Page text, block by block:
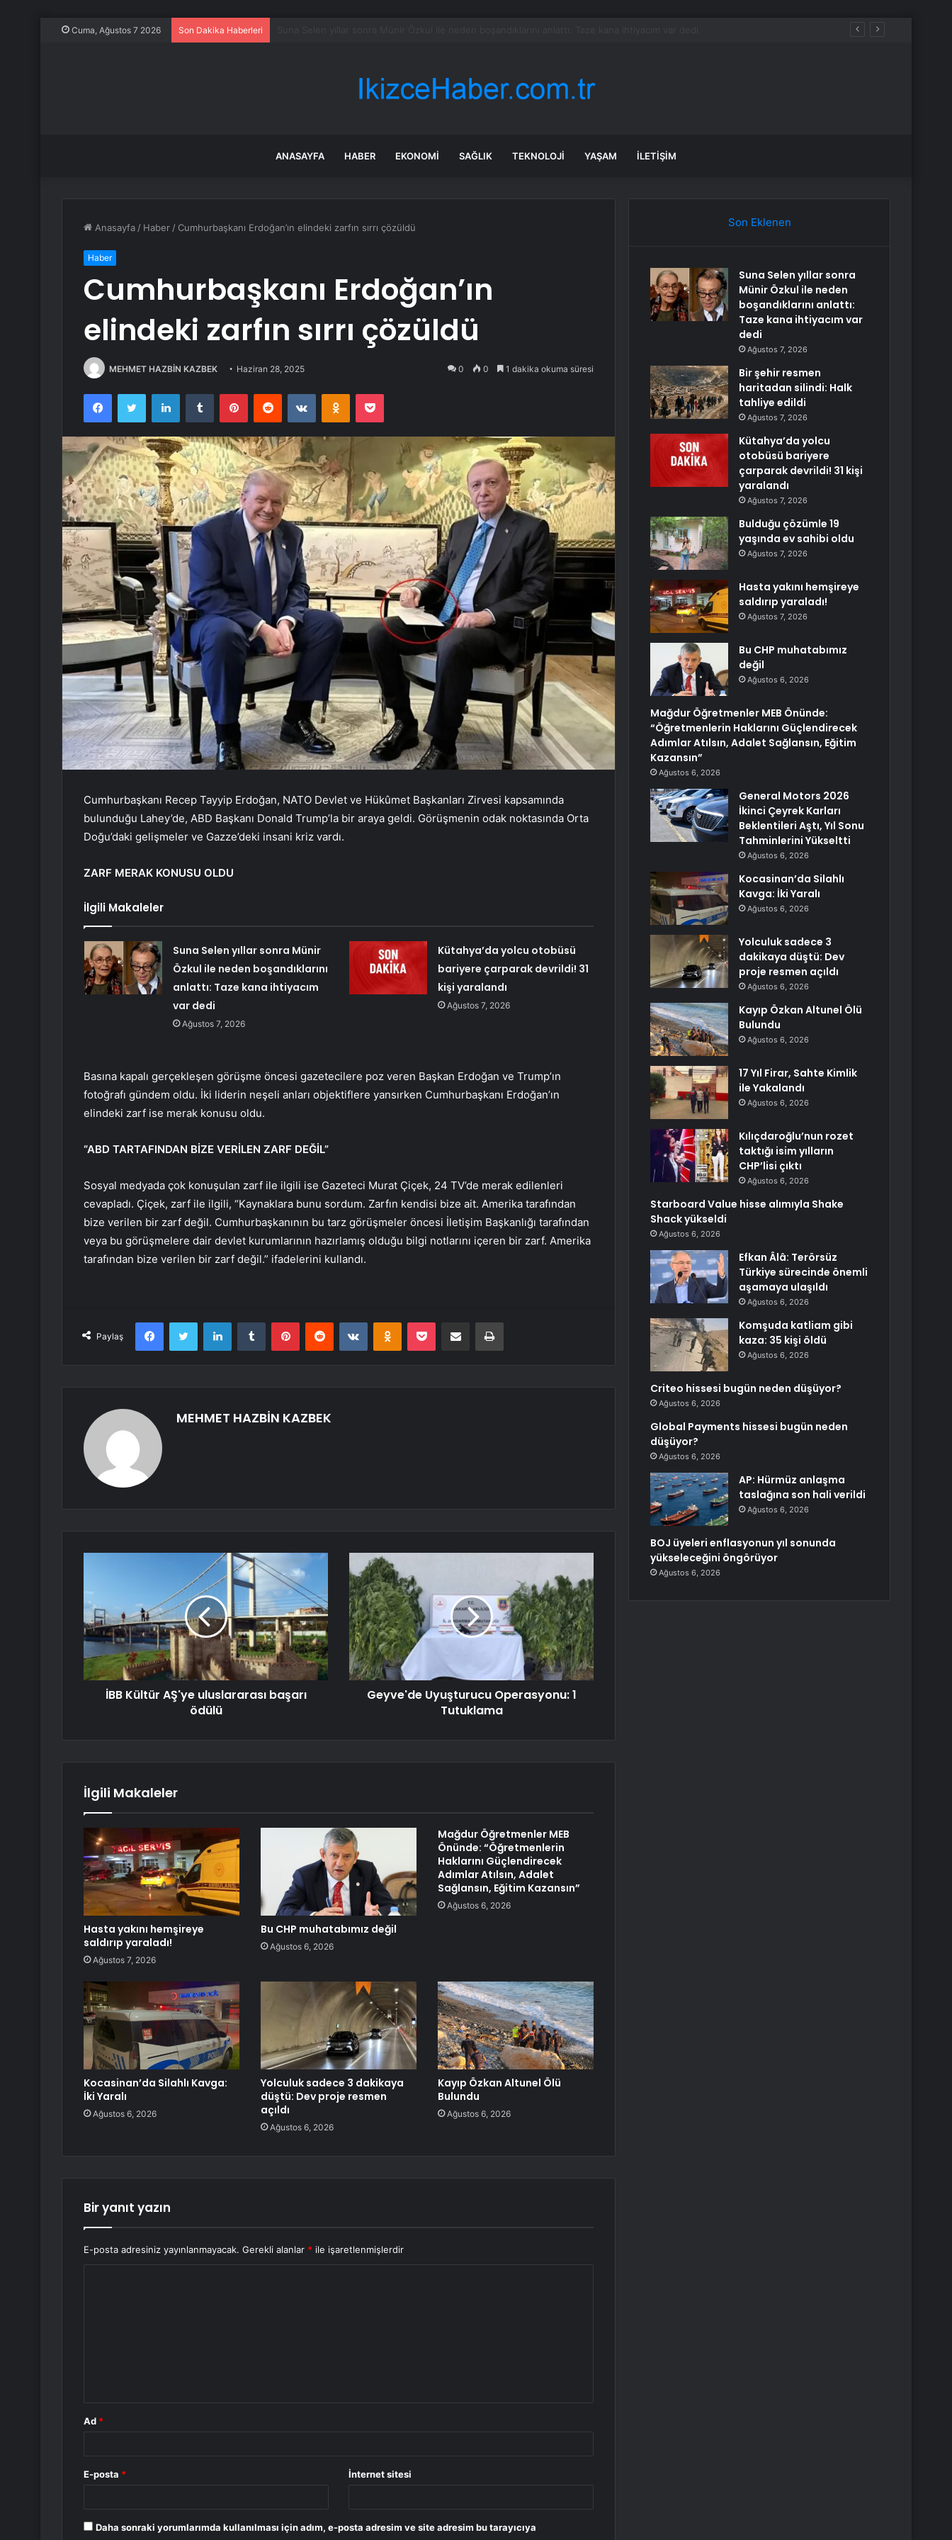
Cuma, Ağustos 7 2026 Son Dakika Haberleri
ANASAYFA HABER EKONOMI SAĞLIK TEKNOLOJI YAŞAM İLETIŞIM
Anasayfa / Haber / Cumhurbaşkanı Erdoğan’ın elindeki zarfın sırrı çözüldü
Haber
Cumhurbaşkanı Erdoğan’ın
elindeki zarfın sırrı çözüldü
MEHMET HAZBİN KAZBEK Haziran 28, 2025 0 0 1 dakika okuma süresi
FacebookTwitter LinkedInTumblr PinterestReddit VKontakteOdnoklassniki
Pocket
Cumhurbaşkanı Recep Tayyip Erdoğan, NATO Devlet ve Hükûmet Başkanları Zirvesi kapsamında
bulunduğu Lahey’de, ABD Başkanı Donald Trump’la bir araya geldi. Görüşmenin odak noktasında Orta
Doğu’daki gelişmeler ve Gazze’deki insani kriz vardı.
ZARF MERAK KONUSU OLDU
İlgili Makaleler
Suna Selen yıllar sonra Münir
Özkul ile neden boşandıklarını
anlattı: Taze kana ihtiyacım
var dedi
Ağustos 7, 2026
Kütahya’da yolcu otobüsü
bariyere çarparak devrildi! 31
kişi yaralandı
Ağustos 7, 2026
Basına kapalı gerçekleşen görüşme öncesi gazetecilere poz veren Başkan Erdoğan ve Trump’ın
fotoğrafı gündem oldu. İki liderin neşeli anları objektiflere yansırken Cumhurbaşkanı Erdoğan’ın
elindeki zarf ise merak konusu oldu.
“ABD TARTAFINDAN BİZE VERİLEN ZARF DEĞİL”
Sosyal medyada çok konuşulan zarf ile ilgili ise Gazeteci Murat Çiçek, 24 TV’de merak edilenleri
cevapladı. Çiçek, zarf ile ilgili, “Kaynaklara bunu sordum. Zarfın kendisi bize ait. Amerika tarafından
bize verilen bir zarf değil. Cumhurbaşkanının bu tarz görüşmeler öncesi İletişim Başkanlığı tarafından
veya bu görüşmelere dair devlet kurumlarının hazırlamış olduğu bilgi notlarını içeren bir zarf. Amerika
tarafından bize verilen bir zarf değil.” ifadelerini kullandı.
Paylaş
FacebookTwitter LinkedInTumblr PinterestReddit VKontakteOdnoklassniki
Pocket E-Posta ile paylaş Yazdır
MEHMET HAZBİN KAZBEK
İBB Kültür AŞ'ye uluslararası başarı
ödülü
Geyve'de Uyuşturucu Operasyonu: 1
Tutuklama
İlgili Makaleler
Hasta yakını hemşireye
saldırıp yaraladı!
Ağustos 7, 2026
Bu CHP muhatabımız değil
Ağustos 6, 2026
Mağdur Öğretmenler MEB
Önünde: “Öğretmenlerin
Haklarını Güçlendirecek
Adımlar Atılsın, Adalet
Sağlansın, Eğitim Kazansın”
Ağustos 6, 2026
Kocasinan’da Silahlı Kavga:
İki Yaralı
Ağustos 6, 2026
Yolculuk sadece 3 dakikaya
düştü: Dev proje resmen
açıldı
Ağustos 6, 2026
Kayıp Özkan Altunel Ölü
Bulundu
Ağustos 6, 2026
Bir yanıt yazın
E-posta adresiniz yayınlanmayacak. Gerekli alanlar * ile işaretlenmişlerdir
Ad *
E-posta * İnternet sitesi
Daha sonraki yorumlarımda kullanılması için adım, e-posta adresim ve site adresim bu tarayıcıya
Son Eklenen
Suna Selen yıllar sonra
Münir Özkul ile neden
boşandıklarını anlattı:
Taze kana ihtiyacım var
dedi
Ağustos 7, 2026
Bir şehir resmen
haritadan silindi: Halk
tahliye edildi
Ağustos 7, 2026
Kütahya’da yolcu
otobüsü bariyere
çarparak devrildi! 31 kişi
yaralandı
Ağustos 7, 2026
Bulduğu çözümle 19
yaşında ev sahibi oldu
Ağustos 7, 2026
Hasta yakını hemşireye
saldırıp yaraladı!
Ağustos 7, 2026
Bu CHP muhatabımız
değil
Ağustos 6, 2026
Mağdur Öğretmenler MEB Önünde:
“Öğretmenlerin Haklarını Güçlendirecek
Adımlar Atılsın, Adalet Sağlansın, Eğitim
Kazansın”
Ağustos 6, 2026
General Motors 2026
İkinci Çeyrek Karları
Beklentileri Aştı, Yıl Sonu
Tahminlerini Yükseltti
Ağustos 6, 2026
Kocasinan’da Silahlı
Kavga: İki Yaralı
Ağustos 6, 2026
Yolculuk sadece 3
dakikaya düştü: Dev
proje resmen açıldı
Ağustos 6, 2026
Kayıp Özkan Altunel Ölü
Bulundu
Ağustos 6, 2026
17 Yıl Firar, Sahte Kimlik
ile Yakalandı
Ağustos 6, 2026
Kılıçdaroğlu’nun rozet
taktığı isim yılların
CHP’lisi çıktı
Ağustos 6, 2026
Starboard Value hisse alımıyla Shake
Shack yükseldi
Ağustos 6, 2026
Efkan Âlâ: Terörsüz
Türkiye sürecinde önemli
aşamaya ulaşıldı
Ağustos 6, 2026
Komşuda katliam gibi
kaza: 35 kişi öldü
Ağustos 6, 2026
Criteo hissesi bugün neden düşüyor?
Ağustos 6, 2026
Global Payments hissesi bugün neden
düşüyor?
Ağustos 6, 2026
AP: Hürmüz anlaşma
taslağına son hali verildi
Ağustos 6, 2026
BOJ üyeleri enflasyonun yıl sonunda
yükseleceğini öngörüyor
Ağustos 6, 2026